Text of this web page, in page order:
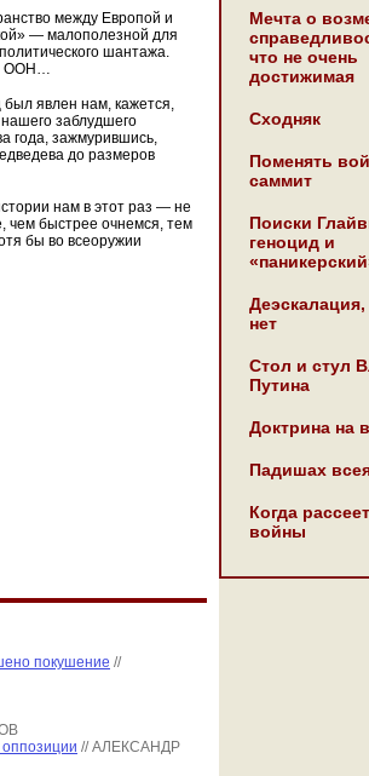
между Европой и
— малополезной для
шантажа.
ООН…
был явлен нам, кажется,
заблудшего
года, зажмурившись,
до размеров
нам в этот раз — не
чем быстрее очнемся, тем
бы во всеоружии
покушение //
// АЛЕКСАНДР
Мечта о
что не очень
достижимая
Сходняк
Поменять
саммит
Поиски
геноцид и
нет
Стол и стул
Путина
Доктрина на
Падишах
Когда
войны